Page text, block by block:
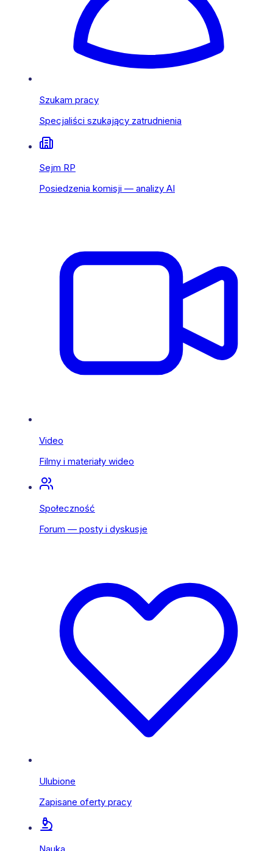
Szukam pracy
Specjaliści szukający zatrudnienia
Sejm RP
Posiedzenia komisji — analizy AI
Video
Filmy i materiały wideo
Społeczność
Forum — posty i dyskusje
Ulubione
Zapisane oferty pracy